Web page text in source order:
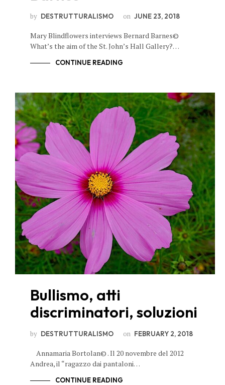
by DESTRUTTURALISMO on JUNE 23, 2018
Mary Blindflowers interviews Bernard Barnes©
What’s the aim of the St. John’s Hall Gallery?…
CONTINUE READING
Bullismo, atti
discriminatori, soluzioni
by DESTRUTTURALISMO on FEBRUARY 2, 2018
Annamaria Bortolan© . Il 20 novembre del 2012
Andrea, il “ragazzo dai pantaloni…
CONTINUE READING